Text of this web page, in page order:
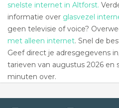
snelste internet in Altforst.
informatie over glasvezel
geen televisie of voice?
met alleen internet. Snel de
Geef direct je adresgegevens
tarieven van augustus 2026 en
minuten over.